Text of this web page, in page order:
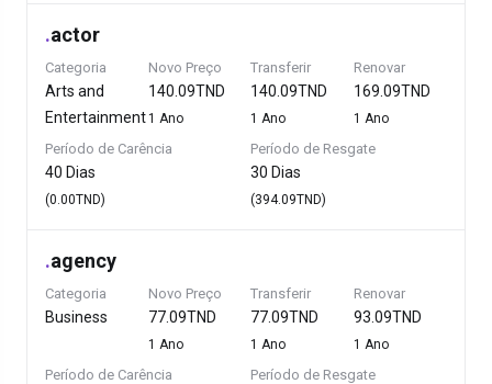
.actor
Categoria
Arts and
Entertainment
Novo Preço
140.09TND
1 Ano
Transferir
140.09TND
1 Ano
Renovar
169.09TND
1 Ano
Período de Carência
40 Dias
(0.00TND)
Período de Resgate
30 Dias
(394.09TND)
.agency
Categoria
Business
Novo Preço
77.09TND
1 Ano
Transferir
77.09TND
1 Ano
Renovar
93.09TND
1 Ano
Período de Carência Período de Resgate